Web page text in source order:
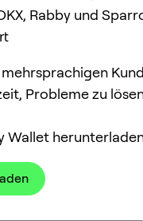
Rabby und
Probleme zu
Wallet